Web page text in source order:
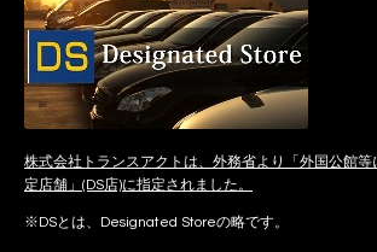
株式会社トランスアクトは、外務省より「外国公館
定店舗」(DS店)に指定されました。
※DSとは、Designated Storeの略です。